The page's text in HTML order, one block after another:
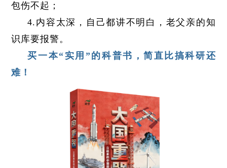
包伤不起；
4.内容太深，自己都讲不明白，老父亲的知
识库要报警。
买一本“实用”的科普书，简直比搞科研还
难！